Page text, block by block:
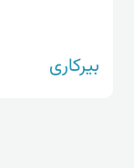
بیرکاری